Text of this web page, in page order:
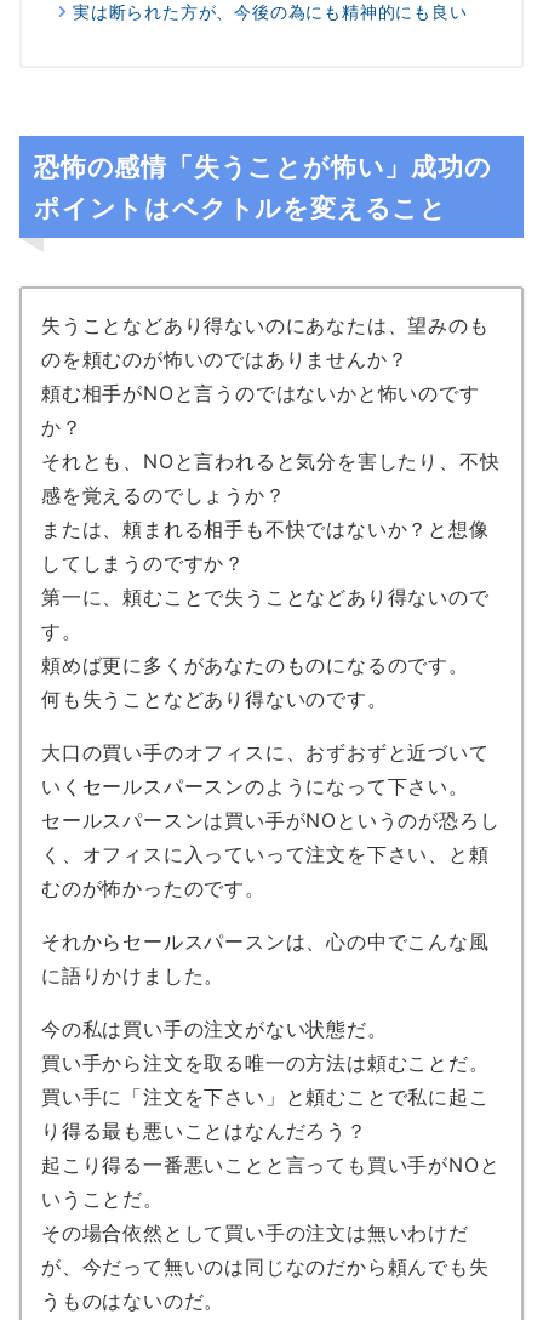
実は断られた方が、今後の為にも精神的にも良い
恐怖の感情「失うことが怖い」成功の
ポイントはベクトルを変えること
失うことなどあり得ないのにあなたは、望みのも
のを頼むのが怖いのではありませんか？
頼む相手がNOと言うのではないかと怖いのです
か？
それとも、NOと言われると気分を害したり、不快
感を覚えるのでしょうか？
または、頼まれる相手も不快ではないか？と想像
してしまうのですか？
第一に、頼むことで失うことなどあり得ないので
す。
頼めば更に多くがあなたのものになるのです。
何も失うことなどあり得ないのです。
大口の買い手のオフィスに、おずおずと近づいて
いくセールスパースンのようになって下さい。
セールスパースンは買い手がNOというのが恐ろし
く、オフィスに入っていって注文を下さい、と頼
むのが怖かったのです。
それからセールスパースンは、心の中でこんな風
に語りかけました。
今の私は買い手の注文がない状態だ。
買い手から注文を取る唯一の方法は頼むことだ。
買い手に「注文を下さい」と頼むことで私に起こ
り得る最も悪いことはなんだろう？
起こり得る一番悪いことと言っても買い手がNOと
いうことだ。
その場合依然として買い手の注文は無いわけだ
が、今だって無いのは同じなのだから頼んでも失
うものはないのだ。